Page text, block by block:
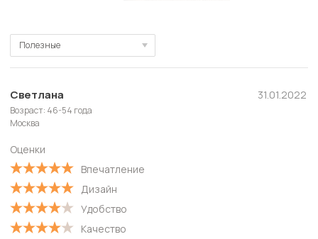
Полезные
Полезные
Новые
Старые
С низкой оценкой
Светлана
Возраст: 46-54 года
Москва
Оценки
Впечатление
Дизайн
Удобство
Качество
31.01.2022